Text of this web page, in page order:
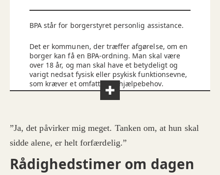
BPA står for borgerstyret personlig assistance.
Det er kommunen, der træffer afgørelse, om en
borger kan få en BPA-ordning. Man skal være
over 18 år, og man skal have et betydeligt og
varigt nedsat fysisk eller psykisk funktionsevne,
som kræver et omfattende hjælpebehov.
for at hyre og fyre handicaphjælpere, udbetale
løn osv. Borgeren kan dog vælge at udlicitere
arbejdsgiveransvaret til en nærtstående, en
har ansvaret for at fastsætte og udmåle det
tilskud, som borgeren får udbetalt til dækning
​Kilde: Social- og Ældreministeriet
”Ja, det påvirker mig meget. Tanken om, at hun skal
sidde alene, er helt forfærdelig.”
Rådighedstimer om dagen